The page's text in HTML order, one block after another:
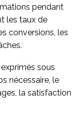
pendant
les taux de
conversions, les
sous
nécessaire, le
la satisfaction